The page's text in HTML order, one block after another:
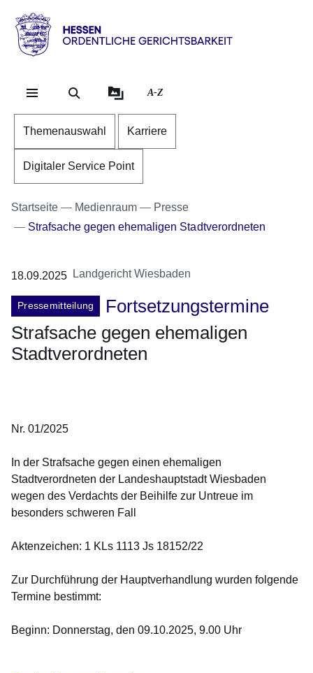
Direkt zum Kopf der
Direkt zum Inhalt
Direkt zum Fuß der
Hessen
Ordentliche
Gerichtsbarkeit
A-Z
Themenauswahl Karriere
Digitaler Service Point
Startseite Medienraum
Presse
Strafsache gegen ehemaligen Stadtverordneten
18.09.2025 Landgericht Wiesbaden
Pressemitteilung
Fortsetzungstermine
Strafsache gegen ehemaligen
Stadtverordneten
Nr. 01/2025
In der Strafsache gegen einen ehemaligen
Stadtverordneten der Landeshauptstadt Wiesbaden
wegen des Verdachts der Beihilfe zur Untreue im
besonders schweren Fall
Aktenzeichen: 1 KLs 1113 Js 18152/22
Zur Durchführung der Hauptverhandlung wurden folgende
Termine bestimmt:
Beginn: Donnerstag, den 09.10.2025, 9.00 Uhr